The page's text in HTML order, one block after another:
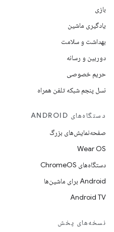
بازی
یادگیری ماشین
بهداشت و سلامت
دوربین و رسانه
حریم خصوصی
نسل پنجم شبکه تلفن همراه
دستگاه‌های ANDROID
صفحه‌نمایش‌های بزرگ
Wear OS
دستگاه‌های ChromeOS
Android برای ماشین‌ها
Android TV
نسخه‌های پخش